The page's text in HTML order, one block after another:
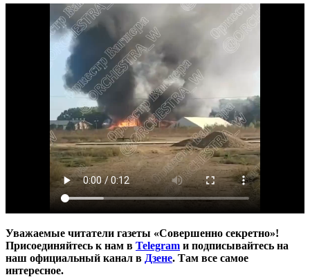
Уважаемые читатели газеты «Совершенно секретно»!
Присоединяйтесь к нам в Telegram и подписывайтесь на
наш официальный канал в Дзене. Там все самое
интересное.